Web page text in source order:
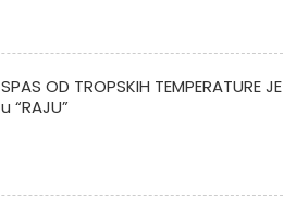
SPAS OD TROPSKIH TEMPERATURE JE
u “RAJU”